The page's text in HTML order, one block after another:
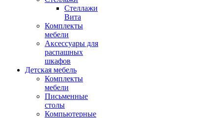
Стеллажи
Вита
Комплекты
мебели
Аксессуары для
распашных
шкафов
Детская мебель
Комплекты
мебели
Письменные
столы
Компьютерные